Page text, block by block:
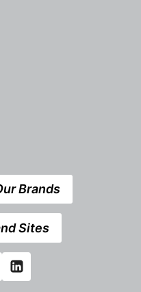
Brands
Sites